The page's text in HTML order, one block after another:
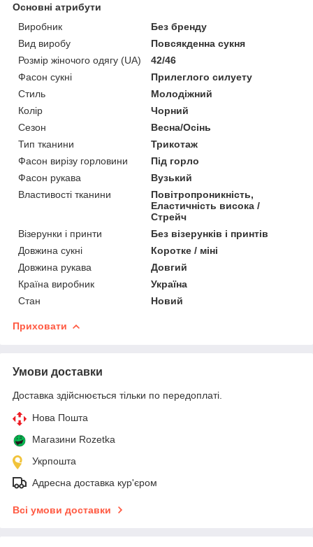
Основні атрибути
Виробник
Без бренду
Вид виробу
Повсякденна сукня
Розмір жіночого одягу (UA)
42/46
Фасон сукні
Прилеглого силуету
Стиль
Молодіжний
Колір
Чорний
Сезон
Весна/Осінь
Тип тканини
Трикотаж
Фасон вирізу горловини
Під горло
Фасон рукава
Вузький
Властивості тканини
Повітропроникність,
Еластичність висока /
Стрейч
Візерунки і принти
Без візерунків і принтів
Довжина сукні
Коротке / міні
Довжина рукава
Довгий
Країна виробник
Україна
Стан
Новий
Приховати
Умови доставки
Доставка здійснюється тільки по передоплаті.
Нова Пошта
Магазини Rozetka
Укрпошта
Адресна доставка кур'єром
Всі умови доставки